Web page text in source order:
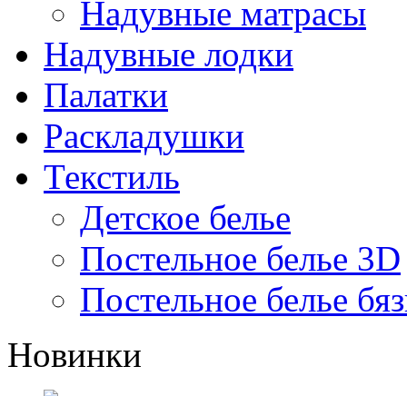
Надувные матрасы
Надувные лодки
Палатки
Раскладушки
Текстиль
Детское белье
Постельное белье 3D
Постельное белье
Новинки